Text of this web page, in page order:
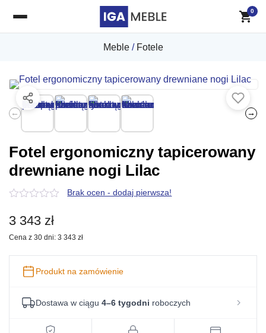
Meble/ Fotele
← →
Fotel ergonomiczny tapicerowany
drewniane nogi Lilac
z
5
Brak ocen - dodaj pierwsza!
3 343 zł
Cena z 30 dni: 3 343 zł
Produkt na zamówienie
Dostawa w ciągu 4–6 tygodni roboczych
0